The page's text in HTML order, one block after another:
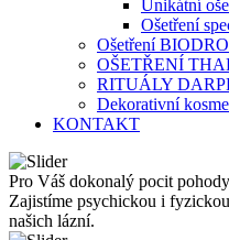
Unikátní
Ošetření
Ošetření
OŠETŘENÍ
RITUÁLY
Dekorativní
KONTAKT
Pro Váš dokonalý pocit pohody
Zajistíme psychickou i
našich lázní.